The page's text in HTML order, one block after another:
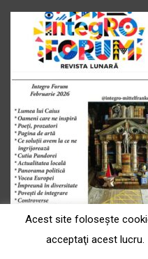
Acest site foloseşte
acceptaţi acest lucru.